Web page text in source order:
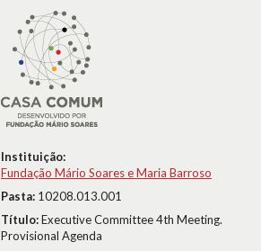
Instituição:
Fundação Mário Soares e Maria Barroso
Pasta: 10208.013.001
Título:Executive Committee 4th Meeting.
Provisional Agenda